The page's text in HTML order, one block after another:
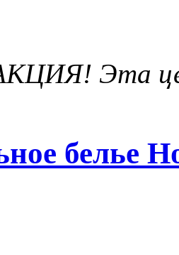
Эта
белье